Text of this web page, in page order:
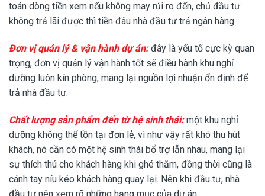
toán dòng tiền xem nếu không may rủi ro đến, chủ đầu tư
không trả lãi được thì tiền đâu nhà đầu tư trả ngân hàng.
Đơn vị quản lý & vận hành dự án: đây là yếu tố cực kỳ quan
trọng, đơn vị quản lý vận hành tốt sẽ điều hành khu nghỉ
dưỡng luôn kín phòng, mang lại nguồn lợi nhuận ổn định để
trả nhà đầu tư.
Chất lượng sản phẩm đến từ hệ sinh thái:một khu nghỉ
dưỡng không thể tồn tại đơn lẻ, vì như vậy rất khó thu hút
khách, nó cần có một hệ sinh thái bổ trợ lẫn nhau, mang lại
sự thích thú cho khách hàng khi ghé thăm, đồng thời cũng là
cánh tay níu kéo khách hàng quay lại. Nên khi đầu tư, nhà